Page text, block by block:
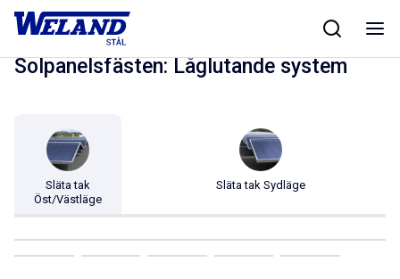
Skip
Hem/Produkter/Solpanelsfästen
Solpanelsfästen: Låglutande system
Släta tak
Öst/Västläge
Släta tak Sydläge